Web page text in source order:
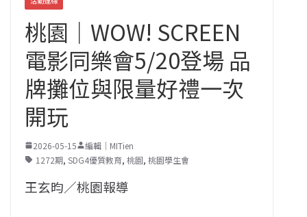
桃園｜WOW! SCREEN
電影同樂會5/20登場 品
牌攤位與限量好禮一次
開玩
2026-05-15
編輯｜MITien
1272期, SDG4優質教育, 桃園, 桃園學生會
王玄昀／桃園報導